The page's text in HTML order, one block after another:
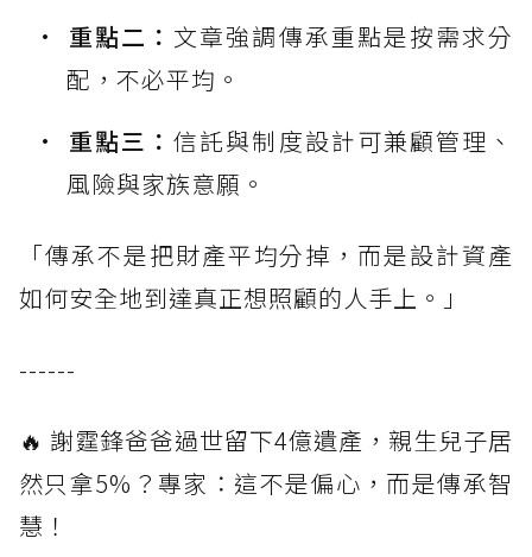
重點二： 文章強調傳承重點是按需求分
配，不必平均。
重點三：信託與制度設計可兼顧管理、
風險與家族意願。
「傳承不是把財產平均分掉，而是設計資產
如何安全地到達真正想照顧的人手上。」
------
🔥 謝霆鋒爸爸過世留下4億遺產，親生兒子居
然只拿5%？專家：這不是偏心，而是傳承智
慧！